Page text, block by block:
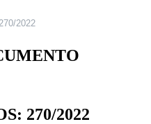
2022
270/2022